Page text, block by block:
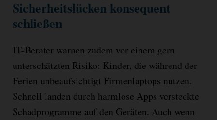
Sicherheitslücken konsequent
schließen
IT-Berater warnen zudem vor einem gern
unterschätzten Risiko: Kinder, die während der
Ferien unbeaufsichtigt Firmenlaptops nutzen.
Schnell landen durch harmlose Apps versteckte
Schadprogramme auf den Geräten. Auch wenn